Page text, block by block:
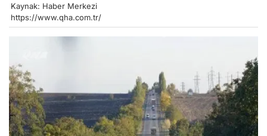
Kaynak: Haber Merkezi
https://www.qha.com.tr/